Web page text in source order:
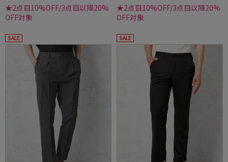
★2点目10%OFF/3点目以降20%
OFF対象
★2点目10%OFF/3点目以降20%
OFF対象
SALE SALE